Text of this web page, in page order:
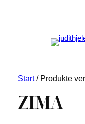
Start/ Produkte
ZIMA